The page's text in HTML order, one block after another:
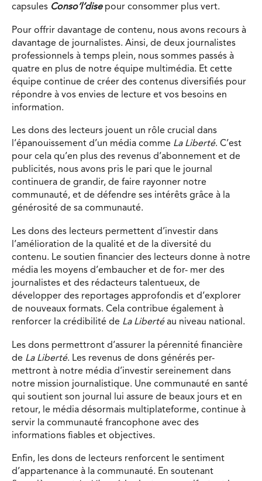
capsules Conso’l’dise pour consommer plus vert.
Pour offrir davantage de contenu, nous avons recours à
davantage de journalistes. Ainsi, de deux journalistes
professionnels à temps plein, nous sommes passés à
quatre en plus de notre équipe multimédia. Et cette
équipe continue de créer des contenus diversifiés pour
répondre à vos envies de lecture et vos besoins en
information.
Les dons des lecteurs jouent un rôle crucial dans
l’épanouissement d’un média comme La Liberté. C’est
pour cela qu’en plus des revenus d’abonnement et de
publicités, nous avons pris le pari que le journal
continuera de grandir, de faire rayonner notre
communauté, et de défendre ses intérêts grâce à la
générosité de sa communauté.
Les dons des lecteurs permettent d’investir dans
l’amélioration de la qualité et de la diversité du
contenu. Le soutien financier des lecteurs donne à notre
média les moyens d’embaucher et de for- mer des
journalistes et des rédacteurs talentueux, de
développer des reportages approfondis et d’explorer
de nouveaux formats. Cela contribue également à
renforcer la crédibilité de La Libertéau niveau national.
Les dons permettront d’assurer la pérennité financière
de La Liberté. Les revenus de dons générés per-
mettront à notre média d’investir sereinement dans
notre mission journalistique. Une communauté en santé
qui soutient son journal lui assure de beaux jours et en
retour, le média désormais multiplateforme, continue à
servir la communauté francophone avec des
informations fiables et objectives.
Enfin, les dons de lecteurs renforcent le sentiment
d’appartenance à la communauté. En soutenant